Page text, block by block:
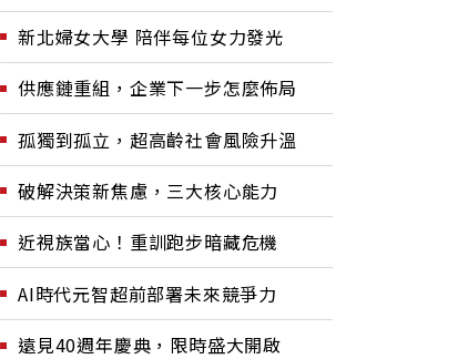
新北婦女大學 陪伴每位女力發光
供應鏈重組，企業下一步怎麼佈局
孤獨到孤立，超高齡社會風險升溫
破解決策新焦慮，三大核心能力
近視族當心！重訓跑步暗藏危機
AI時代元智超前部署未來競爭力
遠見40週年慶典，限時盛大開啟